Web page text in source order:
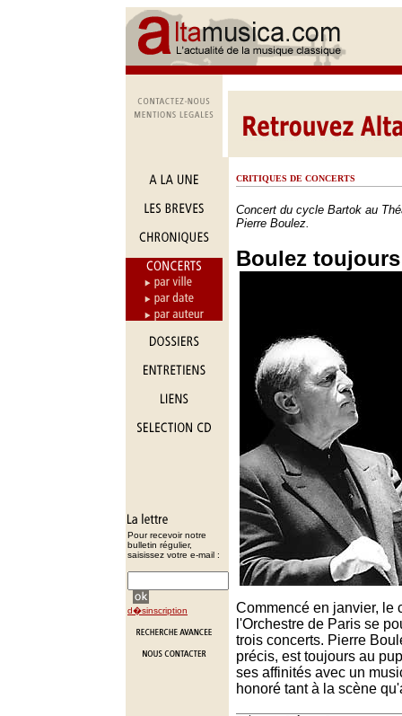
Pour recevoir notre
bulletin régulier,
saisissez votre e-mail :
d�sinscription
CRITIQUES DE CONCERTS
Concert du cycle Bartok au
Pierre Boulez.
Boulez
Commencé en janvier, le
l'Orchestre de Paris se
trois concerts. Pierre
précis, est toujours au
ses affinités avec un
honoré tant à la scène